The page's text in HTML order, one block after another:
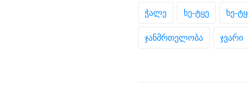
ჭალე ხე-ტყე ხე-
ჯანმრთელობა ჯვარი